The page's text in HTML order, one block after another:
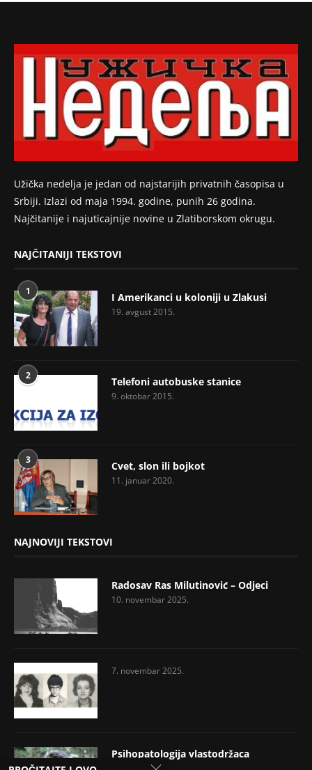
Užička nedelja je jedan od najstarijih privatnih časopisa u
Srbiji. Izlazi od maja 1994. godine, punih 26 godina.
Najčitanije i najuticajnije novine u Zlatiborskom okrugu.
NAJČITANIJI TEKSTOVI
1 I Amerikanci u koloniji u Zlakusi
19. avgust 2015.
2 Telefoni autobuske stanice
9. oktobar 2015.
3 Cvet, slon ili bojkot
11. januar 2020.
NAJNOVIJI TEKSTOVI
Radosav Ras Milutinović – Odjeci
10. novembar 2025.
7. novembar 2025.
Psihopatologija vlastodržaca